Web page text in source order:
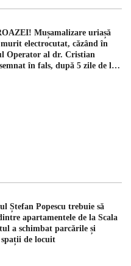
Mușamalizare uriașă
electrocutat, căzând în
Operator al dr. Cristian
în fals, după 5 zile de la
Ștefan Popescu trebuie să
apartamentele de la Scala
a schimbat parcările și
spații de locuit